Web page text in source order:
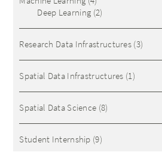
Deep Learning (2)
Research Data Infrastructures (3)
Spatial Data Infrastructures (1)
Spatial Data Science (8)
Student Internship (9)